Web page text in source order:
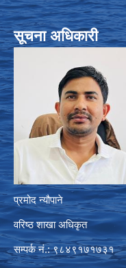
सूचना अधिकारी
प्रमोद न्यौपाने
वरिष्ठ शाखा अधिकृत
सम्पर्क नं.: ९८४९१७१७३१